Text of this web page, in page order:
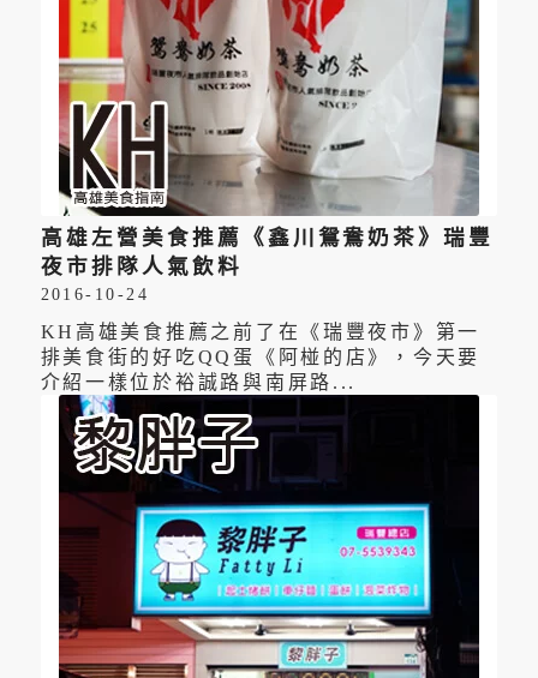
高雄左營美食推薦《鑫川鴛鴦奶茶》瑞豐
夜市排隊人氣飲料
2016-10-24
KH高雄美食推薦之前了在《瑞豐夜市》第一
排美食街的好吃QQ蛋《阿椪的店》，今天要
介紹一樣位於裕誠路與南屏路...